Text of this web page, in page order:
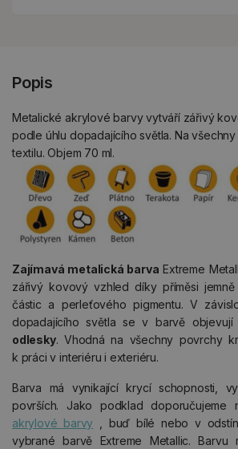
Popis
Metalické akrylové barvy vytváří zářivý
podle úhlu dopadajícího světla. Na
textilu. Objem 70 ml.
Zajímavá metalická barva Extreme
zářivý kovový vzhled díky příměsi jemně
částic a perleťového pigmentu. V
dopadajícího světla se v barvě objevují
odlesky. Vhodná na všechny povrchy
k práci v interiéru i exteriéru.
Barva má vynikající krycí schopnosti,
površích. Jako podklad doporučujeme
akrylové barvy , buď bílé nebo v
vybrané barvě Extreme Metallic. Barvu